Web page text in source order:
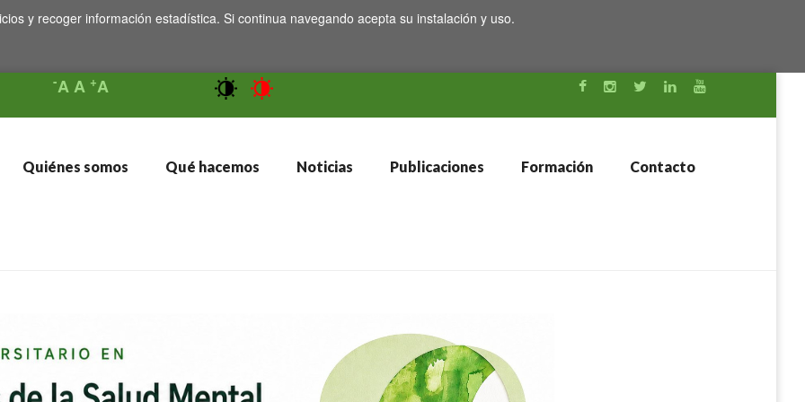
y recoger información estadística. Si continua navegando acepta su instalación y uso.
-AA +A
Quiénes somos Qué hacemos Noticias Publicaciones Formación Contacto